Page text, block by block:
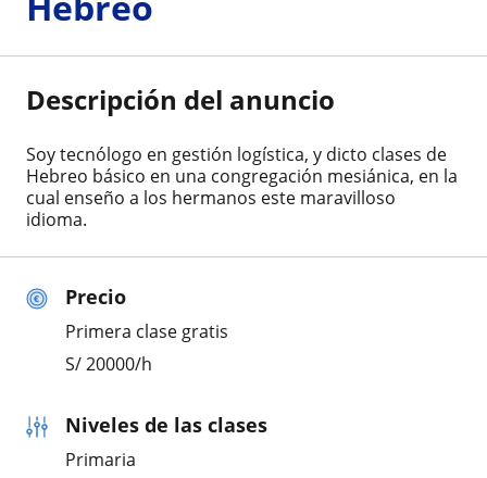
Precio
Primera clase gratis
S/20000/h
Niveles de las clases
Primaria
Descripción del anuncio
Soy tecnólogo en gestión logística, y dicto clases de
Hebreo básico en una congregación mesiánica, en la
cual enseño a los hermanos este maravilloso
idioma.